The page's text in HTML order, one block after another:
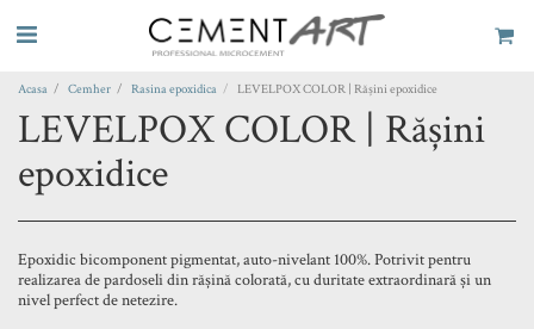
Acasa Cemher Rasina epoxidica LEVELPOX COLOR | Rășini epoxidice
LEVELPOX COLOR | Rășini
epoxidice
Epoxidic bicomponent pigmentat, auto-nivelant 100%. Potrivit pentru
realizarea de pardoseli din rășină colorată, cu duritate extraordinară și un
nivel perfect de netezire.